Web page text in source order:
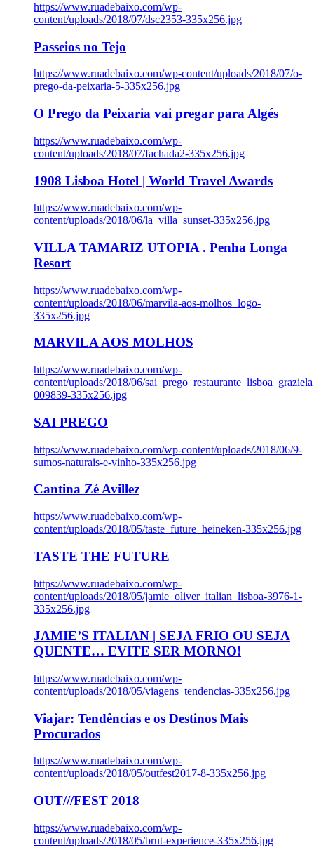
https://www.ruadebaixo.com/wp-
content/uploads/2018/07/dsc2353-335x256.jpg
Passeios no Tejo
https://www.ruadebaixo.com/wp-content/uploads/2018/07/o-
prego-da-peixaria-5-335x256.jpg
O Prego da Peixaria vai pregar para Algés
https://www.ruadebaixo.com/wp-
content/uploads/2018/07/fachada2-335x256.jpg
1908 Lisboa Hotel | World Travel Awards
https://www.ruadebaixo.com/wp-
content/uploads/2018/06/la_villa_sunset-335x256.jpg
VILLA TAMARIZ UTOPIA . Penha Longa
Resort
https://www.ruadebaixo.com/wp-
content/uploads/2018/06/marvila-aos-molhos_logo-
335x256.jpg
MARVILA AOS MOLHOS
https://www.ruadebaixo.com/wp-
content/uploads/2018/06/
009839-335x256.jpg
SAI PREGO
https://www.ruadebaixo.com/wp-content/uploads/2018/06/9-
sumos-naturais-e-vinho-335x256.jpg
Cantina Zé Avillez
https://www.ruadebaixo.com/wp-
content/uploads/2018/05/taste_future_heineken-335x256.jpg
TASTE THE FUTURE
https://www.ruadebaixo.com/wp-
content/uploads/2018/05/jamie_oliver_italian_lisboa-3976-1-
335x256.jpg
JAMIE’S ITALIAN | SEJA FRIO OU SEJA
QUENTE… EVITE SER MORNO!
https://www.ruadebaixo.com/wp-
content/uploads/2018/05/viagens_tendencias-335x256.jpg
Viajar: Tendências e os Destinos Mais
Procurados
https://www.ruadebaixo.com/wp-
content/uploads/2018/05/outfest2017-8-335x256.jpg
OUT///FEST 2018
https://www.ruadebaixo.com/wp-
content/uploads/2018/05/brut-experience-335x256.jpg